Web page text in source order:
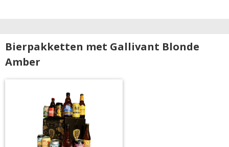
Bierpakketten met Gallivant Blonde
Amber